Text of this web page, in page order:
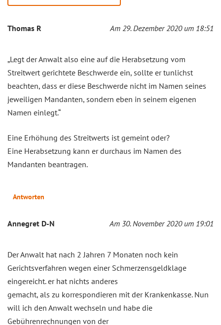
Thomas R Am 29. Dezember 2020 um 18:51
„Legt der Anwalt also eine auf die Herabsetzung vom
Streitwert gerichtete Beschwerde ein, sollte er tunlichst
beachten, dass er diese Beschwerde nicht im Namen seines
jeweiligen Mandanten, sondern eben in seinem eigenen
Namen einlegt.“
Eine Erhöhung des Streitwerts ist gemeint oder?
Eine Herabsetzung kann er durchaus im Namen des
Mandanten beantragen.
Antworten
Annegret D-N Am 30. November 2020 um 19:01
Der Anwalt hat nach 2 Jahren 7 Monaten noch kein
Gerichtsverfahren wegen einer Schmerzensgeldklage
eingereicht. er hat nichts anderes
gemacht, als zu korrespondieren mit der Krankenkasse. Nun
will ich den Anwalt wechseln und habe die
Gebührenrechnungen von der